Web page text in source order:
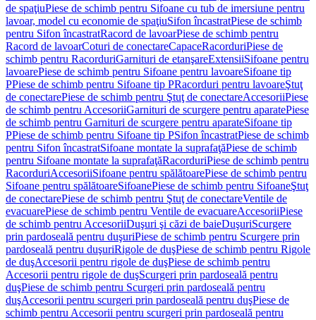
de spaţiuPiese de schimb pentru Sifoane cu tub de imersiune pentru
lavoar, model cu economie de spaţiuSifon încastratPiese de schimb
pentru Sifon încastratRacord de lavoarPiese de schimb pentru
Racord de lavoarCoturi de conectareCapaceRacorduriPiese de
schimb pentru RacorduriGarnituri de etanşareExtensiiSifoane pentru
lavoarePiese de schimb pentru Sifoane pentru lavoareSifoane tip
PPiese de schimb pentru Sifoane tip PRacorduri pentru lavoareŞtuţ
de conectarePiese de schimb pentru Ştuţ de conectareAccesoriiPiese
de schimb pentru AccesoriiGarnituri de scurgere pentru aparatePiese
de schimb pentru Garnituri de scurgere pentru aparateSifoane tip
PPiese de schimb pentru Sifoane tip PSifon încastratPiese de schimb
pentru Sifon încastratSifoane montate la suprafaţăPiese de schimb
pentru Sifoane montate la suprafaţăRacorduriPiese de schimb pentru
RacorduriAccesoriiSifoane pentru spălătoarePiese de schimb pentru
Sifoane pentru spălătoareSifoanePiese de schimb pentru SifoaneŞtuţ
de conectarePiese de schimb pentru Ştuţ de conectareVentile de
evacuarePiese de schimb pentru Ventile de evacuareAccesoriiPiese
de schimb pentru AccesoriiDuşuri şi căzi de baieDuşuriScurgere
prin pardoseală pentru duşuriPiese de schimb pentru Scurgere prin
pardoseală pentru duşuriRigole de duşPiese de schimb pentru Rigole
de duşAccesorii pentru rigole de duşPiese de schimb pentru
Accesorii pentru rigole de duşScurgeri prin pardoseală pentru
duşPiese de schimb pentru Scurgeri prin pardoseală pentru
duşAccesorii pentru scurgeri prin pardoseală pentru duşPiese de
schimb pentru Accesorii pentru scurgeri prin pardoseală pentru